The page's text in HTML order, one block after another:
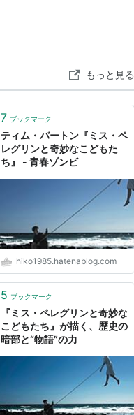
もっと見る
7 ブックマーク
ティム・バートン『ミス・ペ
レグリンと奇妙なこどもた
ち』 - 青春ゾンビ
hiko1985.hatenablog.com
5 ブックマーク
『ミス・ペレグリンと奇妙な
こどもたち』が描く、歴史の
暗部と“物語”の力